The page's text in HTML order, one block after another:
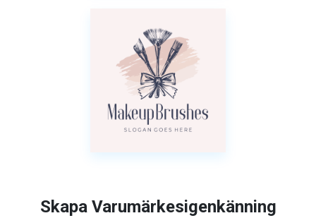
Skapa Varumärkesigenkänning